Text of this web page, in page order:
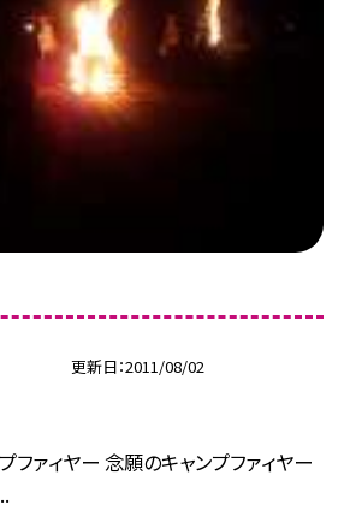
更新日 2011/08/02
プファィヤー 念願のキャンプファィヤー